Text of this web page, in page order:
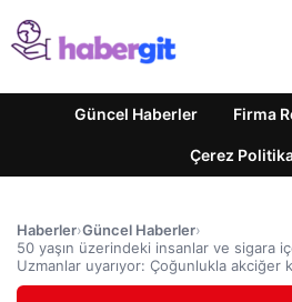
Güncel Haberler Firma
Çerez
Haberler›Güncel Haberler›
50 yaşın üzerindeki insanlar ve sigara
Uzmanlar uyarıyor: Çoğunlukla akciğer